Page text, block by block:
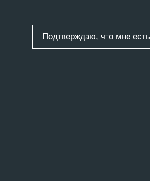
Подтверждаю, что мне